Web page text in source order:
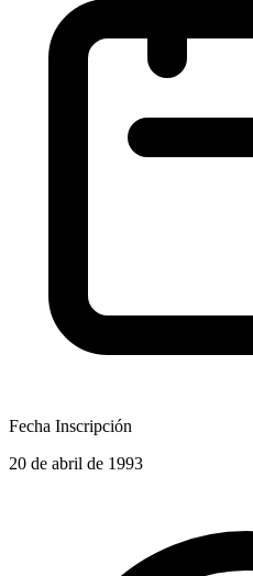
Fecha Inscripción
20 de abril de 1993